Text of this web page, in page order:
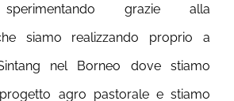
sperimentando grazie alla
siamo realizzando proprio a
nel Borneo dove stiamo
agro pastorale e stiamo